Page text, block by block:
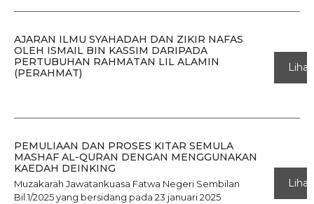
AJARAN ILMU SYAHADAH DAN ZIKIR NAFAS
OLEH ISMAIL BIN KASSIM DARIPADA
PERTUBUHAN RAHMATAN LIL ALAMIN
(PERAHMAT)
Lihat
PEMULIAAN DAN PROSES KITAR SEMULA
MASHAF AL-QURAN DENGAN MENGGUNAKAN
KAEDAH DEINKING
Muzakarah Jawatankuasa Fatwa Negeri Sembilan
Bil.1/2025 yang bersidang pada 23 januari 2025
Lihat